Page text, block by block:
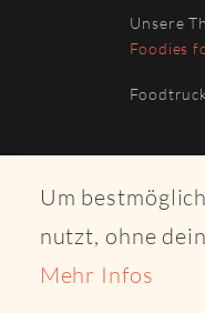
Um
nutzt, ohne
Mehr Infos
Unsere
Foodies